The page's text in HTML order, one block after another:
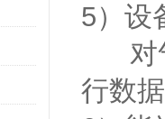
5）设
对气
行数